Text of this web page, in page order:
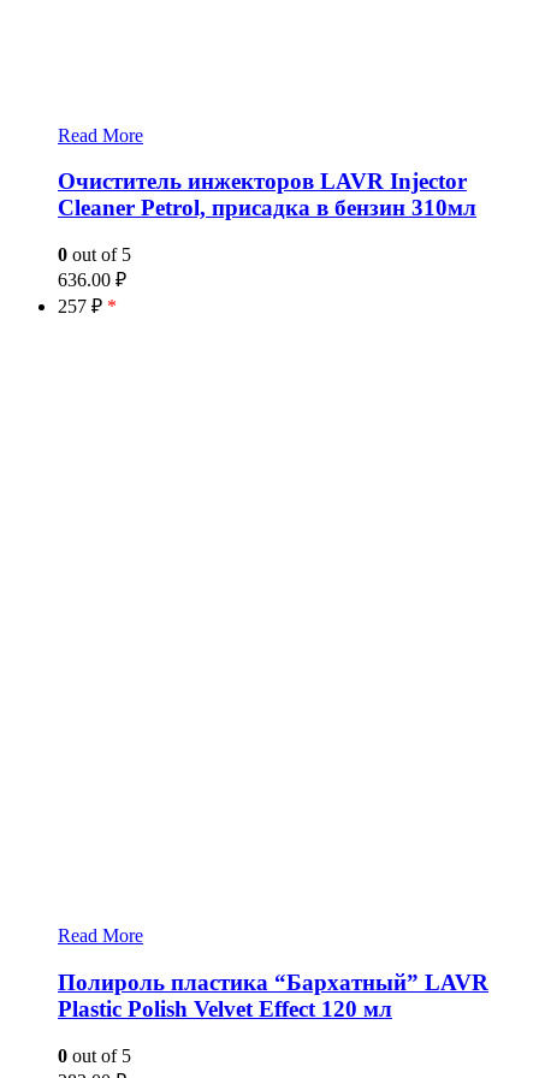
Read More
Очиститель инжекторов LAVR Injector
Cleaner Petrol, присадка в бензин 310мл
0 out of 5
636.00 ₽
257 ₽ *
Read More
Полироль пластика “Бархатный” LAVR
Plastic Polish Velvet Effect 120 мл
0 out of 5